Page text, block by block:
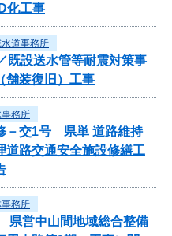
化工事
道事務所
既設送水管等耐震対策事
装復旧）工事
務所
－交1号 県単 道路維持
道路交通安全施設修繕工
務所
県営中山間地域総合整備